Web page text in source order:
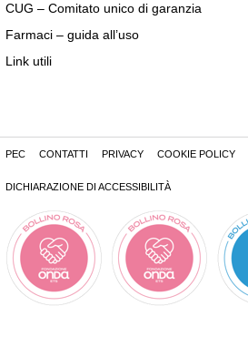
CUG – Comitato unico di garanzia
Farmaci – guida all’uso
Link utili
PEC CONTATTI PRIVACY COOKIE POLICY
DICHIARAZIONE DI ACCESSIBILITÀ